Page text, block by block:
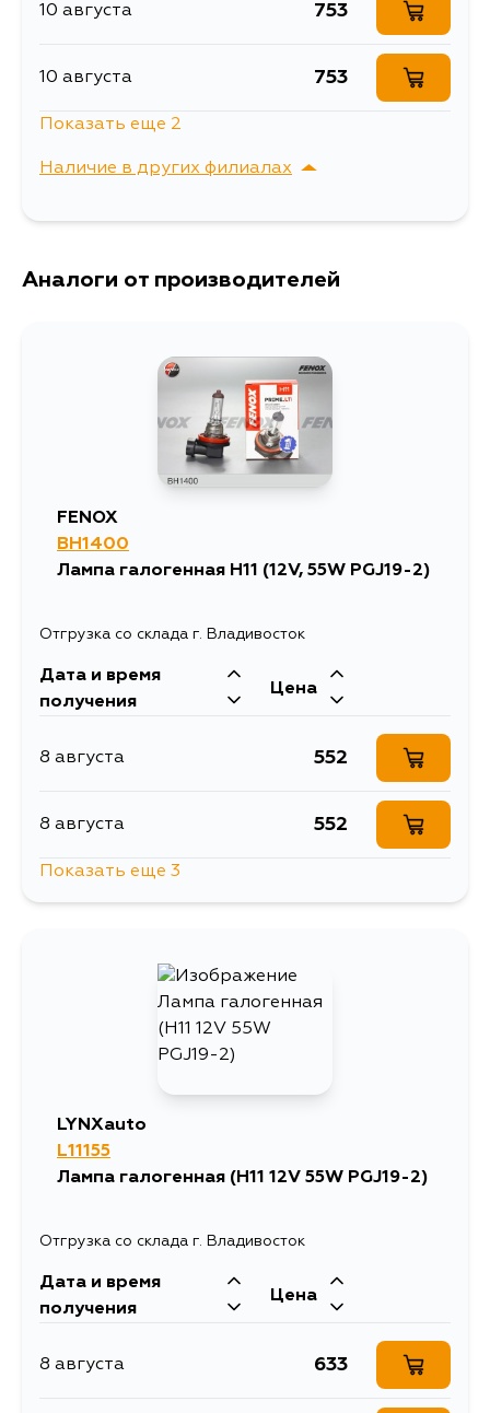
Ширина упаковки, мм
10 августа 753
10 августа 753
Показать еще 2
Наличие в других филиалах
г. Владивосток,
Аналоги от производителей
FENOX
BH1400
Лампа галогенная H11 (12V, 55W PGJ19-2)
Отгрузка со склада г. Владивосток
Дата и время
получения
Цена
8 августа 552
8 августа 552
Показать еще 3
LYNXauto
L11155
Лампа галогенная (H11 12V 55W PGJ19-2)
Отгрузка со склада г. Владивосток
Дата и время
получения
Цена
8 августа 633